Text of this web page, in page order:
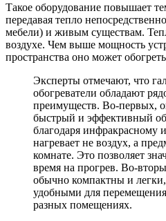
Такое оборудование повышает
передавая тепло
мебели) и живым существам.
воздухе. Чем выше мощность
пространства оно может
Эксперты отмечают, что
обогреватели обладают
преимуществ. Во-первых,
быстрый и эффективный
благодаря инфракрасному
нагревает не воздух, а
комнате. Это позволяет
время на прогрев. Во-
обычно компактны и легки,
удобными для
разных помещениях.